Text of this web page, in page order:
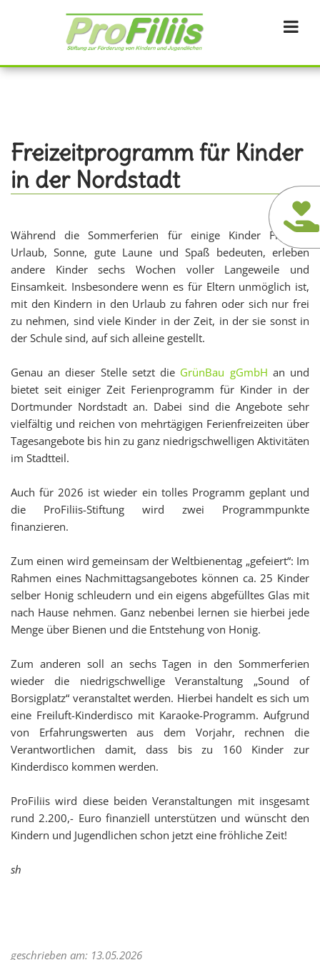
Freizeitprogramm für Kinder
in der Nordstadt
Während die Sommerferien für einige Kinder Freiheit,
Urlaub, Sonne, gute Laune und Spaß bedeuten, erleben
andere Kinder sechs Wochen voller Langeweile und
Einsamkeit. Insbesondere wenn es für Eltern unmöglich ist,
mit den Kindern in den Urlaub zu fahren oder sich nur frei
zu nehmen, sind viele Kinder in der Zeit, in der sie sonst in
der Schule sind, auf sich alleine gestellt.
Genau an dieser Stelle setzt die GrünBau gGmbH an und
bietet seit einiger Zeit Ferienprogramm für Kinder in der
Dortmunder Nordstadt an. Dabei sind die Angebote sehr
vielfältig und reichen von mehrtägigen Ferienfreizeiten über
Tagesangebote bis hin zu ganz niedrigschwelligen Aktivitäten
im Stadtteil.
Auch für 2026 ist wieder ein tolles Programm geplant und
die ProFiliis-Stiftung wird zwei Programmpunkte
finanzieren.
Zum einen wird gemeinsam der Weltbienentag „gefeiert“: Im
Rahmen eines Nachmittagsangebotes können ca. 25 Kinder
selber Honig schleudern und ein eigens abgefülltes Glas mit
nach Hause nehmen. Ganz nebenbei lernen sie hierbei jede
Menge über Bienen und die Entstehung von Honig.
Zum anderen soll an sechs Tagen in den Sommerferien
wieder die niedrigschwellige Veranstaltung „Sound of
Borsigplatz“ veranstaltet werden. Hierbei handelt es sich um
eine Freiluft-Kinderdisco mit Karaoke-Programm. Aufgrund
von Erfahrungswerten aus dem Vorjahr, rechnen die
Verantwortlichen damit, dass bis zu 160 Kinder zur
Kinderdisco kommen werden.
ProFiliis wird diese beiden Veranstaltungen mit insgesamt
rund 2.200,- Euro finanziell unterstützen und wünscht den
Kindern und Jugendlichen schon jetzt eine fröhliche Zeit!
sh
geschrieben am: 13.05.2026